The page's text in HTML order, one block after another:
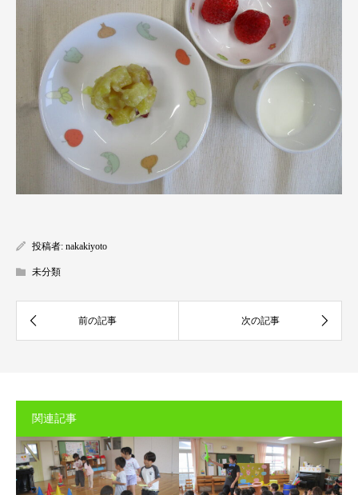
投稿者: nakakiyoto
未分類
関連記事